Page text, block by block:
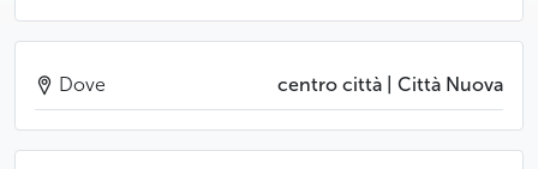
Dove centro città | Città Nuova